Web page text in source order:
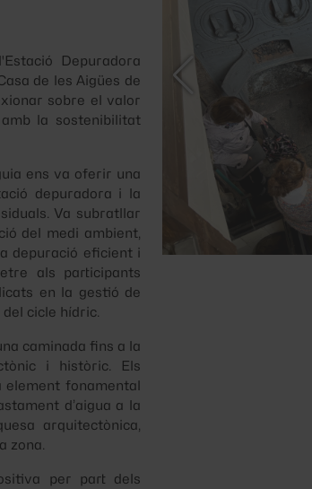
Depuradora
de les Aigües de
sobre el valor
la sostenibilitat
ens va oferir una
depuradora i la
Va subratllar
del medi ambient,
depuració eficient i
als participants
en la gestió de
cicle hídric.
caminada fins a la
i històric. Els
element fonamental
d’aigua a la
arquitectònica,
zona.
per part dels